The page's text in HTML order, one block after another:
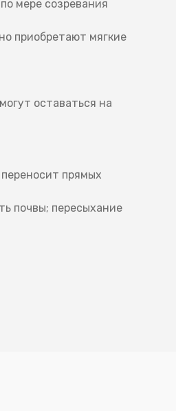
мере созревания
приобретают мягкие
оставаться на
прямых
почвы; пересыхание